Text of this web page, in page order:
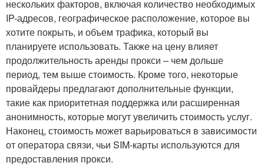
нескольких факторов, включая количество необходимых
IP-адресов, географическое расположение, которое вы
хотите покрыть, и объем трафика, который вы
планируете использовать. Также на цену влияет
продолжительность аренды прокси – чем дольше
период, тем выше стоимость. Кроме того, некоторые
провайдеры предлагают дополнительные функции,
такие как приоритетная поддержка или расширенная
анонимность, которые могут увеличить стоимость услуг.
Наконец, стоимость может варьироваться в зависимости
от оператора связи, чьи SIM-карты используются для
предоставления прокси.